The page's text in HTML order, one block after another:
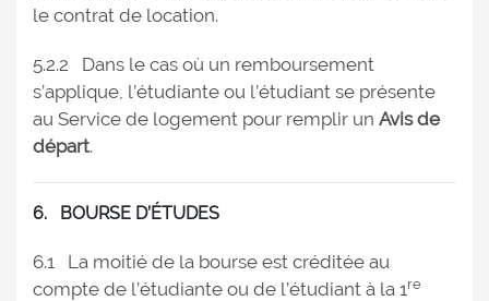
le contrat de location.
5.2.2 Dans le cas où un remboursement
s’applique, l’étudiante ou l’étudiant se présente
au Service de logement pour remplir un Avis de
départ.
6. BOURSE D’ÉTUDES
6.1 La moitié de la bourse est créditée au
compte de l’étudiante ou de l’étudiant à la 1re